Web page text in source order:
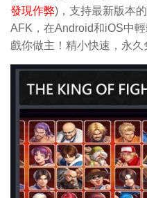
發現作弊)，支持最新版本
AFK，在Android和iOS中
戲你做主！精小快速，永久